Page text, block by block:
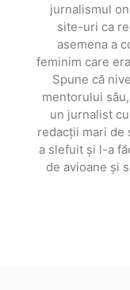
jurnalismul
site-uri ca
asemena a
feminim care
Spune că
mentorului
un jurnalist
redacții mari de
a slefuit și l-a
de avioane și